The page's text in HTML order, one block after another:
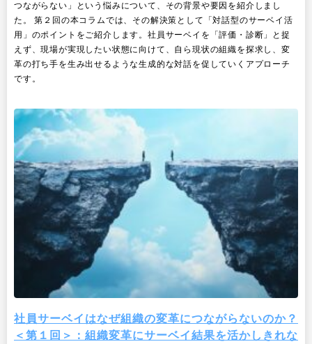
つながらない」という悩みについて、その背景や要因を紹介しまし
た。 第２回の本コラムでは、その解決策として「対話型のサーベイ活
用」のポイントをご紹介します。社員サーベイを「評価・診断」と捉
えず、現場が実現したい状態に向けて、自ら現状の組織を探求し、変
革の打ち手を生み出せるような生成的な対話を促していくアプローチ
です。
社員サーベイはなぜ組織の変革につながらないのか？
＜第１回＞：組織変革にサーベイ結果を活かしきれな